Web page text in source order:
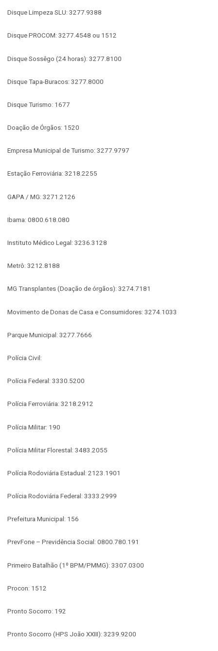
Disque Limpeza SLU: 3277.9388
Disque PROCOM: 3277.4548 ou 1512
Disque Sossêgo (24 horas): 3277.8100
Disque Tapa-Buracos: 3277.8000
Disque Turismo: 1677
Doação de Órgãos: 1520
Empresa Municipal de Turismo: 3277.9797
Estação Ferroviária: 3218.2255
GAPA / MG: 3271.2126
Ibama: 0800.618.080
Instituto Médico Legal: 3236.3128
Metrô: 3212.8188
MG Transplantes (Doação de órgãos): 3274.7181
Movimento de Donas de Casa e Consumidores: 3274.1033
Parque Municipal: 3277.7666
Polícia Civil:
Polícia Federal: 3330.5200
Polícia Ferroviária: 3218.2912
Polícia Militar: 190
Polícia Militar Florestal: 3483.2055
Polícia Rodoviária Estadual: 2123.1901
Polícia Rodoviária Federal: 3333.2999
Prefeitura Municipal: 156
PrevFone – Previdência Social: 0800.780.191
Primeiro Batalhão (1º BPM/PMMG): 3307.0300
Procon: 1512
Pronto Socorro: 192
Pronto Socorro (HPS João XXIII): 3239.9200